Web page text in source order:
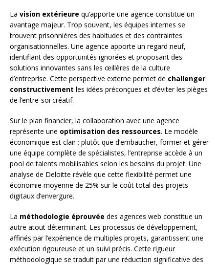
La vision extérieure qu’apporte une agence constitue un
avantage majeur. Trop souvent, les équipes internes se
trouvent prisonnières des habitudes et des contraintes
organisationnelles. Une agence apporte un regard neuf,
identifiant des opportunités ignorées et proposant des
solutions innovantes sans les œillères de la culture
d’entreprise. Cette perspective externe permet de challenger
constructivement les idées préconçues et d’éviter les pièges
de l’entre-soi créatif.
Sur le plan financier, la collaboration avec une agence
représente une optimisation des ressources. Le modèle
économique est clair : plutôt que d’embaucher, former et gérer
une équipe complète de spécialistes, l’entreprise accède à un
pool de talents mobilisables selon les besoins du projet. Une
analyse de Deloitte révèle que cette flexibilité permet une
économie moyenne de 25% sur le coût total des projets
digitaux d’envergure.
La méthodologie éprouvée des agences web constitue un
autre atout déterminant. Les processus de développement,
affinés par l’expérience de multiples projets, garantissent une
exécution rigoureuse et un suivi précis. Cette rigueur
méthodologique se traduit par une réduction significative des